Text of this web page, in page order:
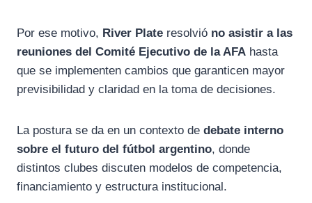
Por ese motivo, River Plate resolvió no asistir a las
reuniones del Comité Ejecutivo de la AFA hasta
que se implementen cambios que garanticen mayor
previsibilidad y claridad en la toma de decisiones.
La postura se da en un contexto de debate interno
sobre el futuro del fútbol argentino, donde
distintos clubes discuten modelos de competencia,
financiamiento y estructura institucional.